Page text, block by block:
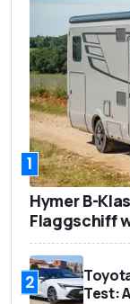
1
Hymer B-
Flaggschiff
2
Test: